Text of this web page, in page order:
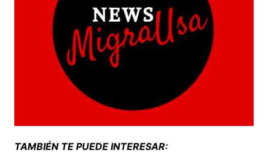
TAMBIÉN TE PUEDE INTERESAR: